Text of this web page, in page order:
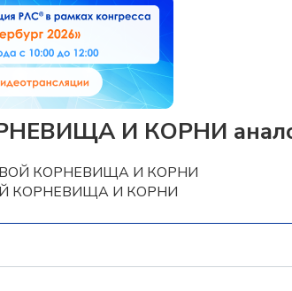
И КОРНИ
КОРНЕВИЩА И КОРНИ
КОРНЕВИЩА И КОРНИ